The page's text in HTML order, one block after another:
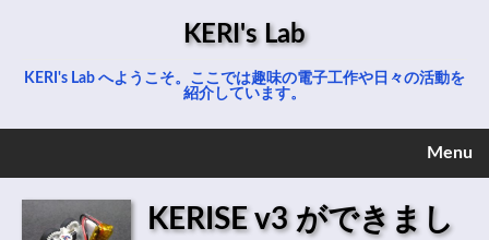
KERI's Lab
KERI's Lab へようこそ。ここでは趣味の電子工作や日々の活動を
紹介しています。
Menu
KERISE v3 ができまし